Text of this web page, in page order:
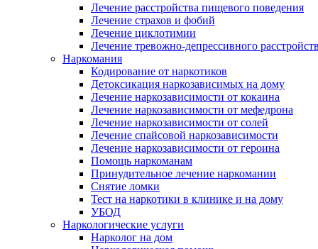
Лечение расстройства пищевого поведения
Лечение страхов и фобий
Лечение циклотимии
Лечение тревожно-депрессивного
Наркомания
Кодирование от наркотиков
Детоксикация наркозависимых на дому
Лечение наркозависимости от кокаина
Лечение наркозависимости от мефедрона
Лечение наркозависимости от солей
Лечение спайсовой наркозависимости
Лечение наркозависимости от героина
Помощь наркоманам
Принудительное лечение наркомании
Снятие ломки
Тест на наркотики в клинике и на дому
УБОД
Наркологические услуги
Нарколог на дом